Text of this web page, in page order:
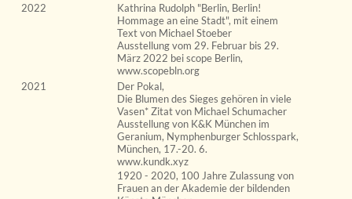
2022
Kathrina Rudolph "Berlin, Berlin!
Hommage an eine Stadt", mit einem
Text von Michael Stoeber
Ausstellung vom 29. Februar bis 29.
März 2022 bei scope Berlin,
www.scopebln.org
2021
Der Pokal,
Die Blumen des Sieges gehören in viele
Vasen* Zitat von Michael Schumacher
Ausstellung von K&K München im
Geranium, Nymphenburger Schlosspark,
München, 17.-20. 6.
www.kundk.xyz
1920 - 2020, 100 Jahre Zulassung von
Frauen an der Akademie der bildenden